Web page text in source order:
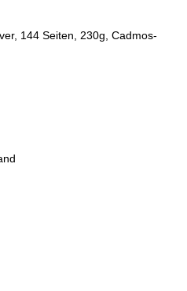
144 Seiten, 230g, Cadmos-